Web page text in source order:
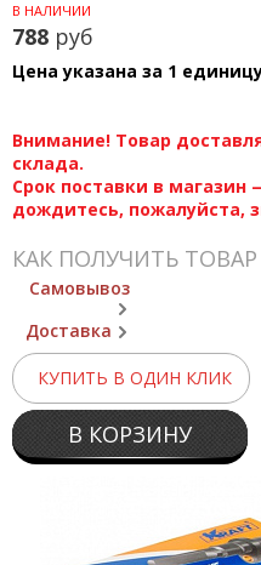
В НАЛИЧИИ
788 руб
Цена указана за 1
Внимание! Товар
склада.
Срок поставки в магазин
дождитесь, пожалуйста,
КАК ПОЛУЧИТЬ ТОВАР
Самовывоз
Доставка
КУПИТЬ В ОДИН КЛИК
В КОРЗИНУ